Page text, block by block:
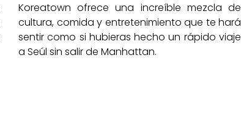
Koreatown ofrece una increíble mezcla de
cultura, comida y entretenimiento que te hará
sentir como si hubieras hecho un rápido viaje
a Seúl sin salir de Manhattan.